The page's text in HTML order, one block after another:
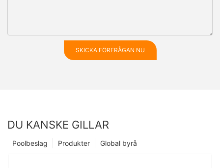
SKICKA FÖRFRÅGAN NU
DU KANSKE GILLAR
Global byrå
Produkter
Poolbeslag